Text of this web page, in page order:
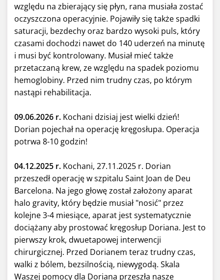
względu na zbierający się płyn, rana musiała zostać
oczyszczona operacyjnie. Pojawiły się także spadki
saturacji, bezdechy oraz bardzo wysoki puls, który
czasami dochodzi nawet do 140 uderzeń na minutę
i musi być kontrolowany. Musiał mieć także
przetaczaną krew, ze względu na spadek poziomu
hemoglobiny. Przed nim trudny czas, po którym
nastąpi rehabilitacja.
09.06.2026 r. Kochani dzisiaj jest wielki dzień!
Dorian pojechał na operację kręgosłupa. Operacja
potrwa 8-10 godzin!
04.12.2025 r. Kochani, 27.11.2025 r. Dorian
przeszedł operację w szpitalu Saint Joan de Deu
Barcelona. Na jego głowę został założony aparat
halo gravity, który będzie musiał "nosić" przez
kolejne 3-4 miesiące, aparat jest systematycznie
dociążany aby prostować kręgosłup Doriana. Jest to
pierwszy krok, dwuetapowej interwencji
chirurgicznej. Przed Dorianem teraz trudny czas,
walki z bólem, bezsilnością, niewygodą. Skala
Waszej pomocy dla Doriana przeszła nasze